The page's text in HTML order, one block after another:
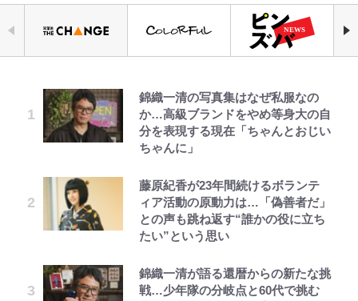
錦織一清の写真集はなぜ私服なの
か…高級ブランドをやめ等身大の自
分を表現する現在「ちゃんとおじい
ちゃんに」
藤原紀香が23年間続けるボランテ
ィア活動の原動力は…「偽善者だ」
との声も跳ね返す“誰かの役に立ち
たい”という思い
錦織一清が語る還暦からの新たな挑
戦…少年隊の分岐点と60代で挑む
空の轍と大地の雲と 第1回
レビュー『仮面家族』悠木シュン・
千葉雄大、ほっそりイケメン近影に
「顔パンパンだったのに」反響 視
聴者が想った激変の納得理由
の“共演”ショットに「夫婦で写っ
てるの尊い」 長女はもう23歳
オダウエダ植田、「2年半で56kg
去の「めちゃ美人」写真も再び
公式-ヒロインが来る前に妊娠しま
した~詰んだはずの悪役令嬢です
が、どうやら違うようです~ 第1話
した~詰んだはずの悪役令嬢です
が、どうやら違うようです~ 第2話
(1)
した~詰んだはずの悪役令嬢です
が、どうやら違うようです~ 第2話
「自分の絵ごと、このジャンルはそ
ろそろ終わりかな」江口寿史が炎上
を経て樋口毅宏に語ったこと
ンのコラボがスタート！ “別班饅
頭”や限定グッズ登場にファン感激
「これは買うしかない！」
ぇ」作家・樋口毅宏が問う、今再
び、漫画に向かう江口寿史の現在地
荒々しい「火山帯」の一端にいるこ
とを体感！ 登頂約10分でも大迫力
「吾妻小富士」火口を1周する「1
時間半ハイキング」パノラマ絶景レ
青く美しい「幸せのブルービー」の
正体とは？ 身近な場所で見つける
コツを紹介【あなたのすぐそばにい
アユは「怒らせて掛ける」魚だっ
でっかい男になりたいゾ
とうちゃんが出世するゾ
｢めーっちゃオシャじゃん｣中田英
寿やトッティも愛した名門ローマ、
新アウェイユニが大評判！｢カッコ
いい｣｢好きなデザイン｣｢今年は2nd
｢守り方かっこよすぎ｣上田綺世が
妻の“ワンオペ騒動”に家族写真で
アンサー！ボールも嫁の炎上も収め
長友夫妻も続々エール！